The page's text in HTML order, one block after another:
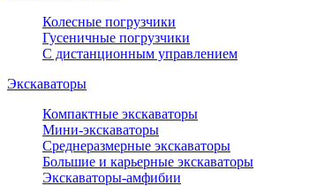
Колесные погрузчики
Гусеничные погрузчики
С дистанционным управлением
Экскаваторы
Компактные экскаваторы
Мини-экскаваторы
Среднеразмерные экскаваторы
Большие и карьерные экскаваторы
Экскаваторы-амфибии